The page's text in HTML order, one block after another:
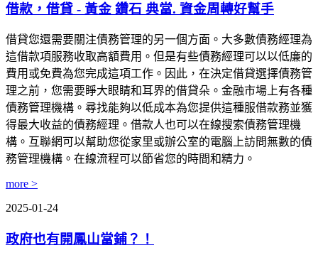
借款，借貸 - 黃金 鑽石 典當. 資金周轉好幫手
借貸您還需要關注債務管理的另一個方面。大多數債務經理為
這借款項服務收取高額費用。但是有些債務經理可以以低廉的
費用或免費為您完成這項工作。因此，在決定借貸選擇債務管
理之前，您需要睜大眼睛和耳界的借貸朵。金融市場上有各種
債務管理機構。尋找能夠以低成本為您提供這種服借款務並獲
得最大收益的債務經理。借款人也可以在線搜索債務管理機
構。互聯網可以幫助您從家里或辦公室的電腦上訪問無數的債
務管理機構。在線流程可以節省您的時間和精力。
more >
2025-01-24
政府也有開鳳山當鋪？！